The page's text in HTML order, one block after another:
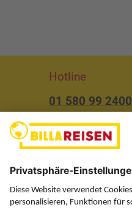
Hotline
01 580 99 2400
Über uns
Service
Information